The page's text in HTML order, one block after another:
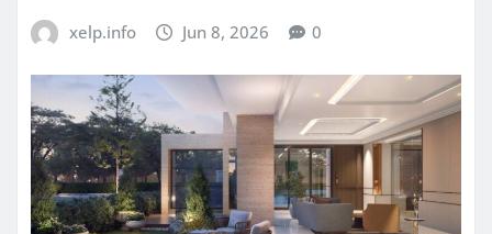
xelp.info Jun 8, 2026 0